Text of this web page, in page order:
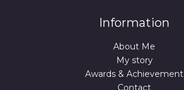
Information
About Me
My story
Awards & Achievement